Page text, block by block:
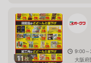
11枚
9:00
大阪府